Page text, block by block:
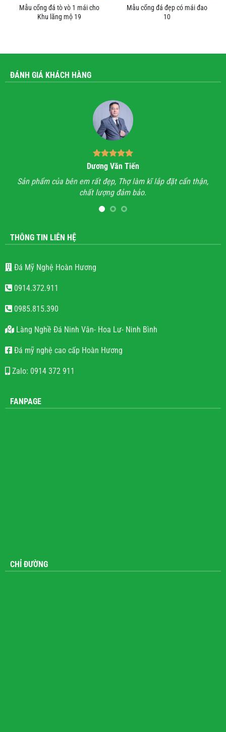
Mẫu cổng đá tò vò 1 mái cho
Khu lăng mộ 19
Mẫu cổng đá đẹp có mái đao
10
ĐÁNH GIÁ KHÁCH HÀNG
Bùi Quốc Trung
Anh đã đi xem rất nhiều những công trình lăng mộ đá, hầu
hết mọi công trình không thấy sự sắc sảo, tinh tế, họ chỉ làm
lăng mộ đá cho có, không quan tâm đến thẩm mỹ và chất
lượng.
Đá Mỹ Nghệ Hoàn Hương
0914.372.911
0985.815.390
Làng Nghề Đá Ninh Vân- Hoa Lư- Ninh Bình
Đá mỹ nghệ cao cấp Hoàn Hương